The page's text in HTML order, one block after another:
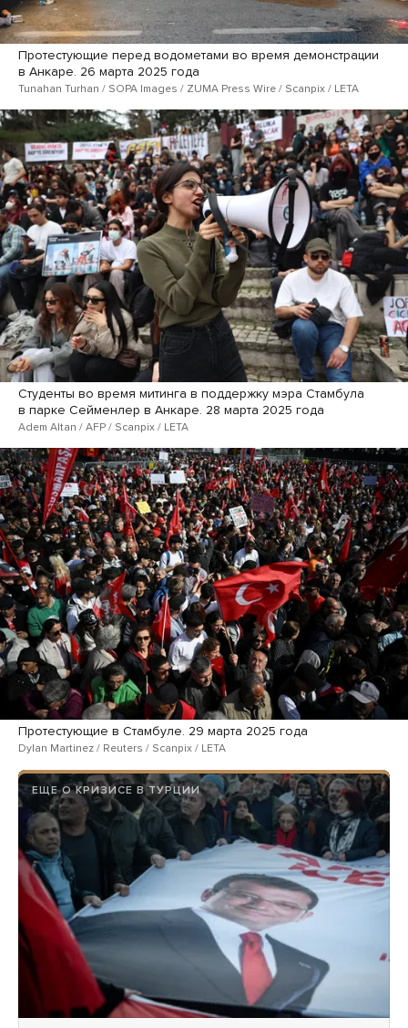
Протестующие перед водометами во время демонстрации
в Анкаре. 26 марта 2025 года
Tunahan Turhan / SOPA Images / ZUMA Press Wire / Scanpix / LETA
Студенты во время митинга в поддержку мэра Стамбула
в парке Сейменлер в Анкаре. 28 марта 2025 года
Adem Altan / AFP / Scanpix / LETA
Протестующие в Стамбуле. 29 марта 2025 года
Dylan Martinez / Reuters / Scanpix / LETA
ЕЩЕ О КРИЗИСЕ В ТУРЦИИ